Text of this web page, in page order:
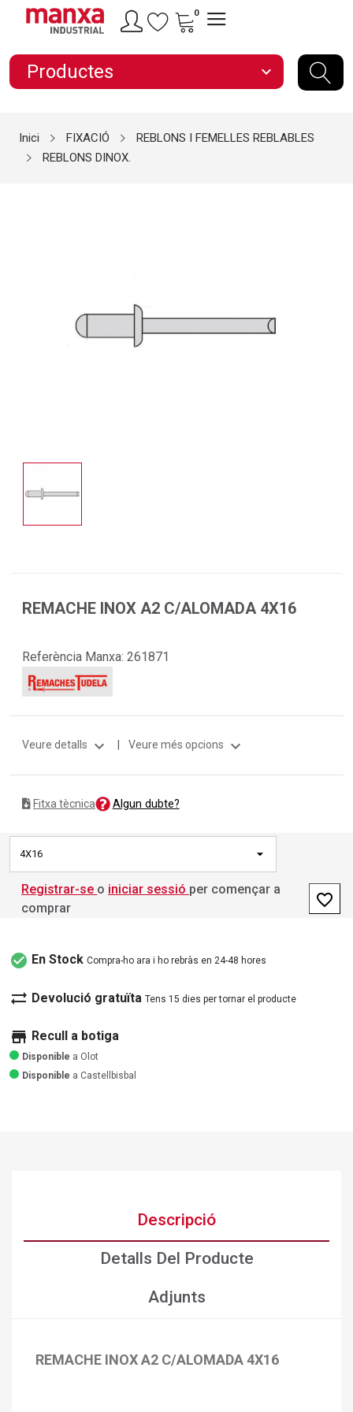
0
Productes expand_more
Inici FIXACIÓ
REBLONS I FEMELLES REBLABLES
REBLONS DINOX.
REMACHE INOX A2 C/ALOMADA 4X16
Referència Manxa: 261871
Veure detalls expand_more Veure més opcions expand_more
Fitxa tècnica Algun dubte?
4X16
Registrar-se o iniciar sessió per començar a
comprar
favorite_border
check_circle En Stock Compra-ho ara i ho rebràs en 24-48 hores
sync_alt Devolució gratuïta Tens 15 dies per tornar el producte
store Recull a botiga
Disponible a Olot
Disponible a Castellbisbal
Descripció
Detalls Del Producte
Adjunts
REMACHE INOX A2 C/ALOMADA 4X16